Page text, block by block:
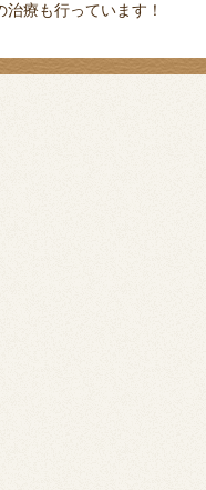
療も行っています！